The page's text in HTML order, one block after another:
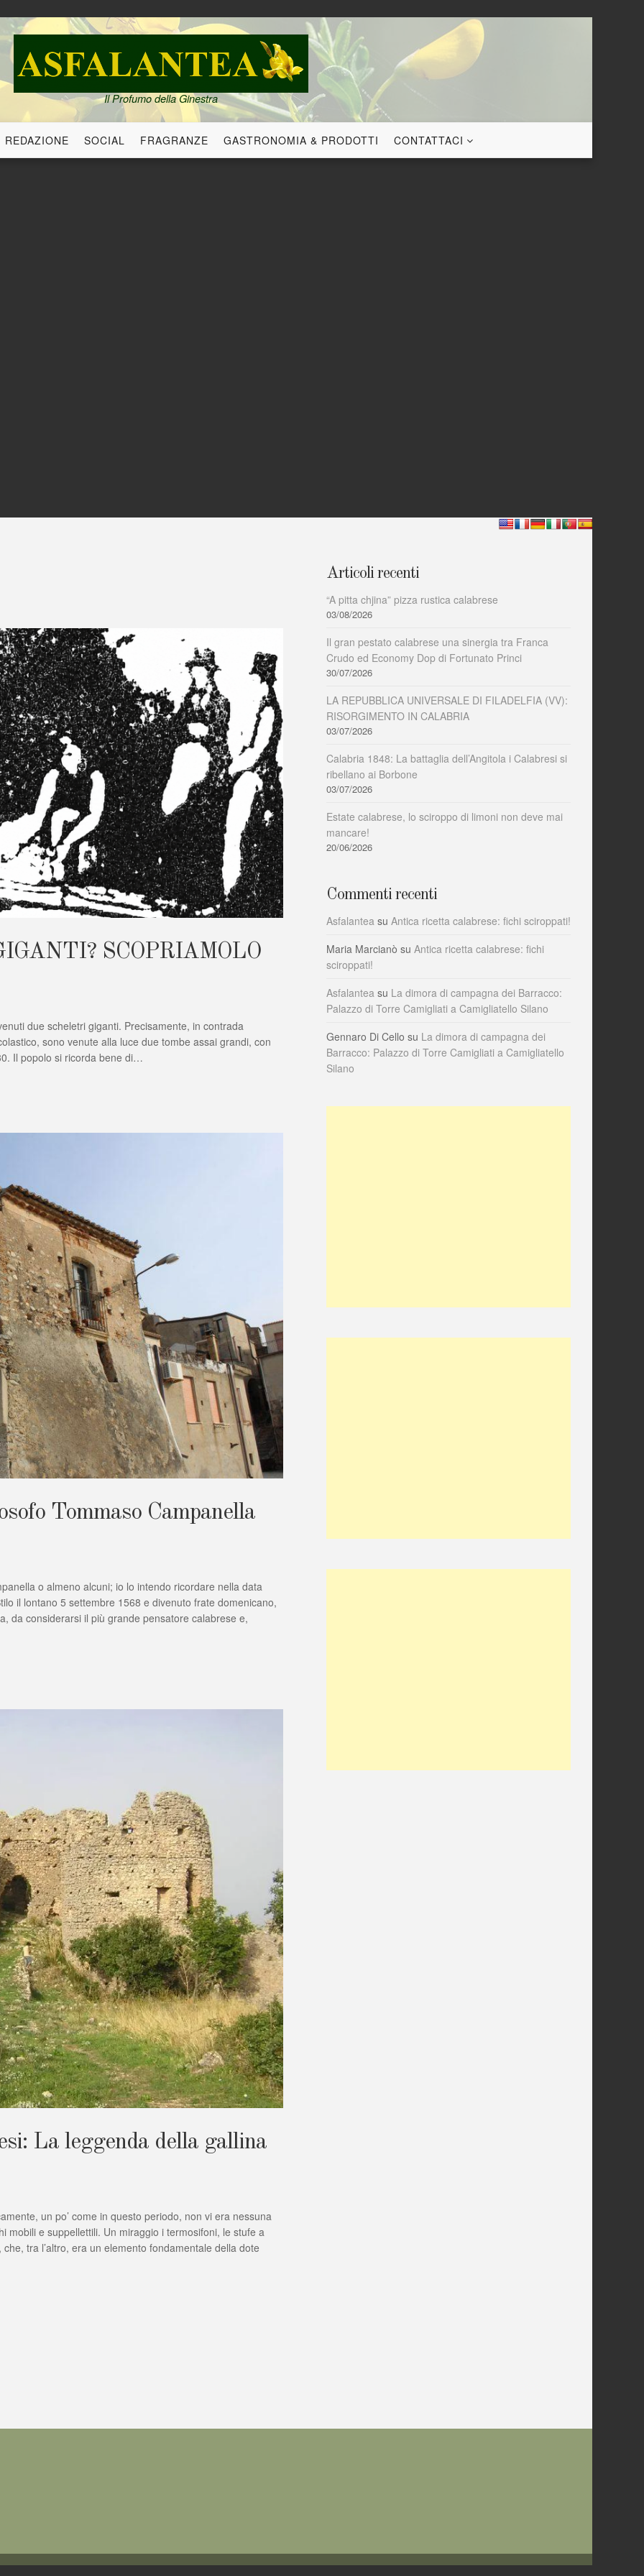
Il Profumo della Ginestra
REDAZIONE SOCIAL FRAGRANZE GASTRONOMIA & PRODOTTI CONTATTACI
SCOPRIAMOLO
due scheletri giganti. Precisamente, in contrada
sono venute alla luce due tombe assai grandi, con
Il popolo si ricorda bene di…
Tommaso Campanella
o almeno alcuni; io lo intendo ricordare nella data
il lontano 5 settembre 1568 e divenuto frate domenicano,
da considerarsi il più grande pensatore calabrese e,
La leggenda della gallina
un po’ come in questo periodo, non vi era nessuna
mobili e suppellettili. Un miraggio i termosifoni, le stufe a
tra l’altro, era un elemento fondamentale della dote
Articoli recenti
“A pitta chjina” pizza rustica calabrese
03/08/2026
Il gran pestato calabrese una sinergia tra Franca
Crudo ed Economy Dop di Fortunato Princi
30/07/2026
LA REPUBBLICA UNIVERSALE DI FILADELFIA (VV):
RISORGIMENTO IN CALABRIA
03/07/2026
Calabria 1848: La battaglia dell’Angitola i Calabresi si
ribellano ai Borbone
03/07/2026
Estate calabrese, lo sciroppo di limoni non deve mai
mancare!
20/06/2026
Commenti recenti
Asfalantea su Antica ricetta calabrese: fichi sciroppati!
Maria Marcianò su Antica ricetta calabrese: fichi
sciroppati!
Asfalantea su La dimora di campagna dei Barracco:
Palazzo di Torre Camigliati a Camigliatello Silano
Gennaro Di Cello su La dimora di campagna dei
Barracco: Palazzo di Torre Camigliati a Camigliatello
Silano